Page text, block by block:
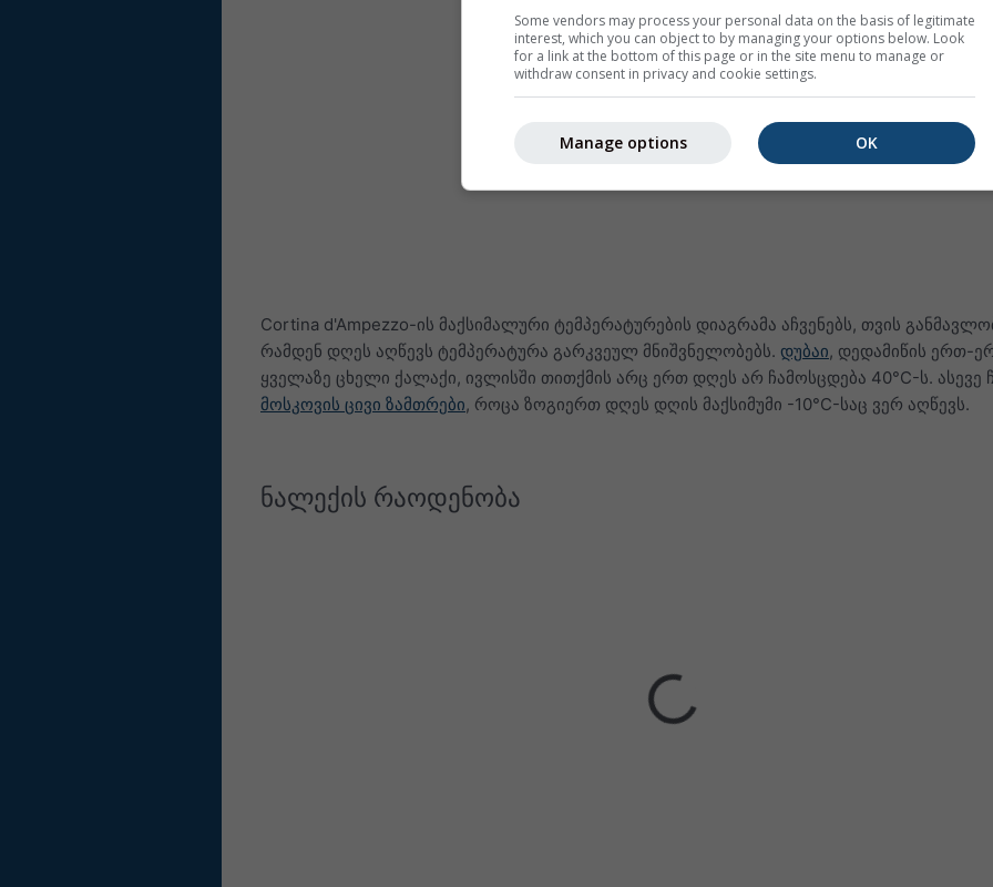
Cortina d'Ampezzo-ის მაქსიმალური ტემპერატურების დიაგრამა აჩვენებს, თვის
რამდენ დღეს აღწევს ტემპერატურა გარკვეულ მნიშვნელობებს. დუბაი, დედამიწის ერთ-
ყველაზე ცხელი ქალაქი, ივლისში თითქმის არც ერთ დღეს არ ჩამოსცდება 40°C-ს. ასევე
მოსკოვის ცივი ზამთრები, როცა ზოგიერთ დღეს დღის მაქსიმუმი -10°C-საც ვერ აღწევს.
ნალექის რაოდენობა
Some vendors may process your personal data on the basis of legitimate
interest, which you can object to by managing your options below. Look
for a link at the bottom of this page or in the site menu to manage or
withdraw consent in privacy and cookie settings.
OK
Manage options